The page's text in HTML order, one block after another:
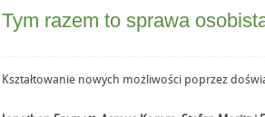
Tym razem to sprawa
Kształtowanie nowych możliwości poprzez